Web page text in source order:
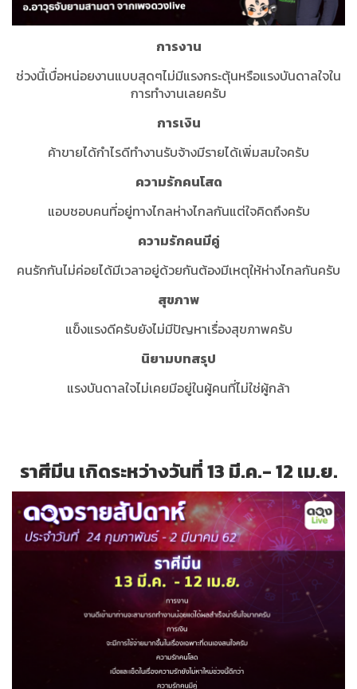
การงาน
ช่วงนี้เบื่อหน่อยงานแบบสุดๆไม่มีแรงกระตุ้นหรือแรงบันดาลใจใน
การทำงานเลยครับ
การเงิน
ค้าขายได้กำไรดีทำงานรับจ้างมีรายได้เพิ่มสมใจครับ
ความรักคนโสด
แอบชอบคนที่อยู่ทางไกลห่างไกลกันแต่ใจคิดถึงครับ
ความรักคนมีคู่
คนรักกันไม่ค่อยได้มีเวลาอยู่ด้วยกันต้องมีเหตุให้ห่างไกลกันครับ
สุขภาพ
แข็งแรงดีครับยังไม่มีปัญหาเรื่องสุขภาพครับ
นิยามบทสรุป
แรงบันดาลใจไม่เคยมีอยู่ในผู้คนที่ไม่ใช่ผู้กล้า
ราศีมีน เกิดระหว่างวันที่ 13 มี.ค.- 12 เม.ย.